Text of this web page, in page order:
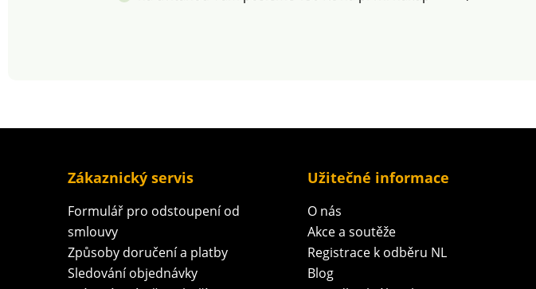
Zákaznický servis
Formulář pro odstoupení od
smlouvy
Způsoby doručení a platby
Sledování objednávky
Užitečné informace
O nás
Akce a soutěže
Registrace k odběru NL
Blog